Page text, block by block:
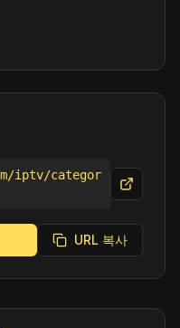
iptv/categor
URL 복사